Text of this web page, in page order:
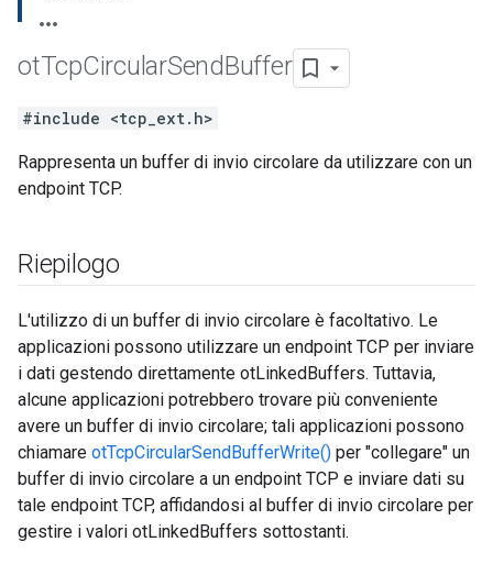
otTcpCircularSendBuffer
#include <tcp_ext.h>
Rappresenta un buffer di invio circolare da utilizzare con un
endpoint TCP.
Riepilogo
L'utilizzo di un buffer di invio circolare è facoltativo. Le
applicazioni possono utilizzare un endpoint TCP per inviare
i dati gestendo direttamente otLinkedBuffers. Tuttavia,
alcune applicazioni potrebbero trovare più conveniente
avere un buffer di invio circolare; tali applicazioni possono
chiamare otTcpCircularSendBufferWrite() per "collegare" un
buffer di invio circolare a un endpoint TCP e inviare dati su
tale endpoint TCP, affidandosi al buffer di invio circolare per
gestire i valori otLinkedBuffers sottostanti.